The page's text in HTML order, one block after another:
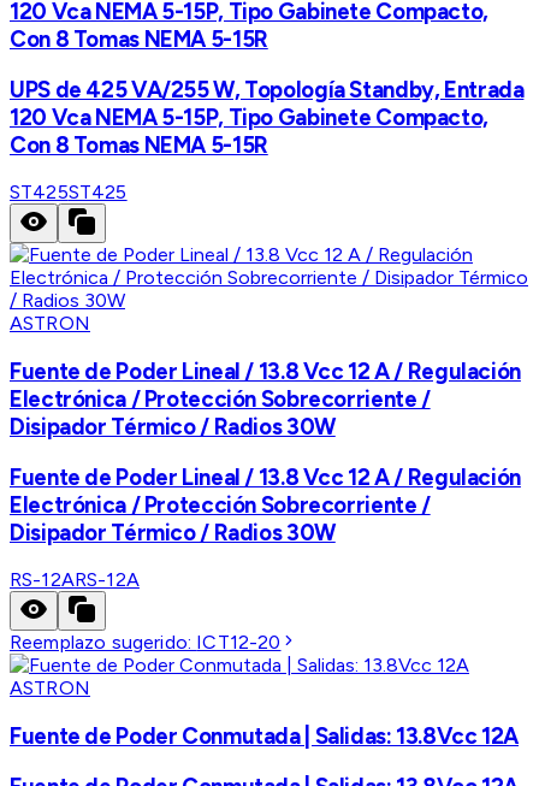
120 Vca NEMA 5-15P, Tipo Gabinete Compacto,
Con 8 Tomas NEMA 5-15R
UPS de 425 VA/255 W, Topología Standby, Entrada
120 Vca NEMA 5-15P, Tipo Gabinete Compacto,
Con 8 Tomas NEMA 5-15R
ST425ST425
ASTRON
Fuente de Poder Lineal / 13.8 Vcc 12 A / Regulación
Electrónica / Protección Sobrecorriente /
Disipador Térmico / Radios 30W
Fuente de Poder Lineal / 13.8 Vcc 12 A / Regulación
Electrónica / Protección Sobrecorriente /
Disipador Térmico / Radios 30W
RS-12ARS-12A
Reemplazo sugerido: ICT12-20
ASTRON
Fuente de Poder Conmutada | Salidas: 13.8Vcc 12A